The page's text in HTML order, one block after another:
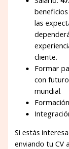
las
cliente.
Formar
con
mundial.
Si estás
enviando tu CV